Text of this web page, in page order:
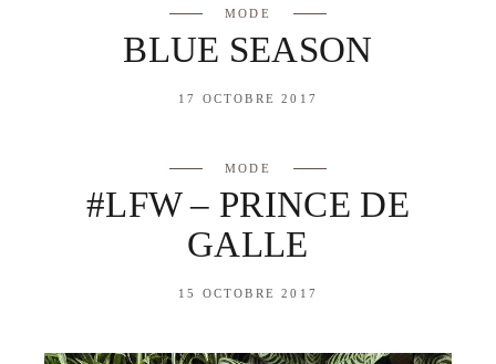
MODE
BLUE SEASON
17 OCTOBRE 2017
MODE
#LFW – PRINCE DE
GALLE
15 OCTOBRE 2017